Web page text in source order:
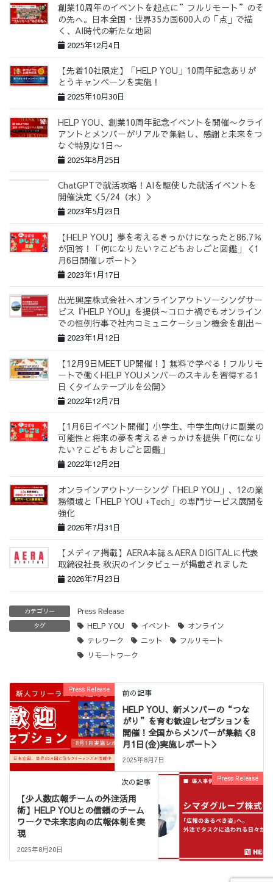
創業10周年のイベントを起点に”フルリモート”のそ
の先へ。日本全国・世界35カ国600人の「点」で描
く、AI時代の新たな地図
2025年12月4日
【先着10社限定】「HELP YOU」10周年記念ありが
とうキャンペーンを実施！
2025年10月30日
HELP YOU、創業10周年記念イベントを開催〜クライ
アントとメンバーがリアルで集結し、感謝と未来をつ
なぐ特別な1日〜
2025年8月25日
ChatGPTで就活攻略！AIを駆使した就活イベントを
開催決定＜5/24（水）＞
2023年5月23日
【HELP YOU】夢を考えるきっかけになったと86.7％
が回答！「何になりたい？こどもおしごと図鑑」＜1
月6日開催レポート＞
2023年1月17日
出光興産株式会社へオンラインアウトソーシングサー
ビス『HELP YOU』を提供～コロナ禍でもオンライン
での恒例行事で社内コミュニケーション機会を創出～
2023年1月12日
【12月9日MEET UP開催！】無料で学べる！フルリモ
ートで働くHELP YOUメンバーのスキルを習得する1
日＜タイムテーブルを公開＞
2022年12月7日
【1月6日イベント開催】小学生、中学生向けに副業の
可能性と将来の夢を考えるきっかけを提供「何になり
たい？こどもおしごと図鑑」
2022年12月2日
オンラインアウトソーシング「HELP YOU」、12の業
務領域と「HELP YOU +Tech」の専門サービス展開を
強化
2026年7月31日
【メディア掲載】AERA本誌＆AERA DIGITALに代表
取締役社長 秋沢のインタビューが掲載されました
2026年7月23日
カテゴリー Press Release
タグ HELP YOU イベント
オンライン
テレワーク
ニット
フルリモート
リモートワーク
Press Release 前の記事
HELP YOU、新メンバーの“つな
がり”を育む歓迎レセプションを
開催！全国からメンバーが集結＜8
月1日(金)実施レポート＞
2025年8月7日
Press Release
次の記事
【少人数広報チームの外注活用
術】HELP YOUとの信頼のチーム
ワークで未来志向の広報体制を実
現
2025年8月20日